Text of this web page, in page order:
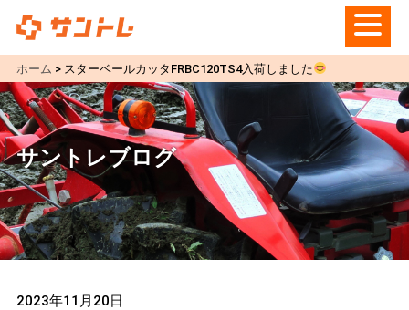
ホーム > スターベールカッタFRBC120TS4入荷しました
サントレブログ
2023年11月20日